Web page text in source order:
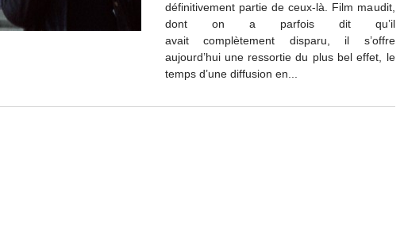
définitivement partie de ceux-là. Film maudit,
dont on a parfois dit qu’il
avait complètement disparu, il s’offre
aujourd’hui une ressortie du plus bel effet, le
temps d’une diffusion en...